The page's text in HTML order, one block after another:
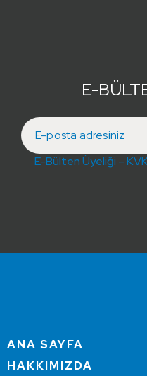
E-
E-Bülten Üyeliği –
ANA SAYFA
HAKKIMIZDA